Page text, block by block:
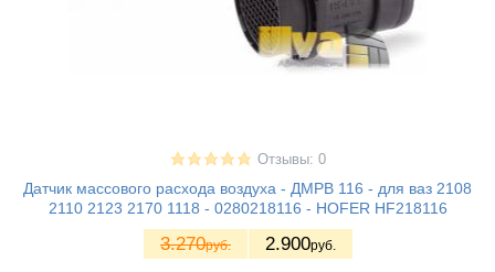
Отзывы: 0
Датчик массового расхода воздуха - ДМРВ 116 - для ваз 2108
2110 2123 2170 1118 - 0280218116 - HOFER HF218116
3.270руб. 2.900руб.